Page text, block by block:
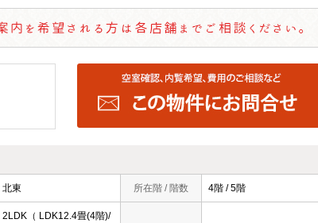
北東 所在階 / 階数 4階 / 5階
2LDK（ LDK12.4畳(4階)/